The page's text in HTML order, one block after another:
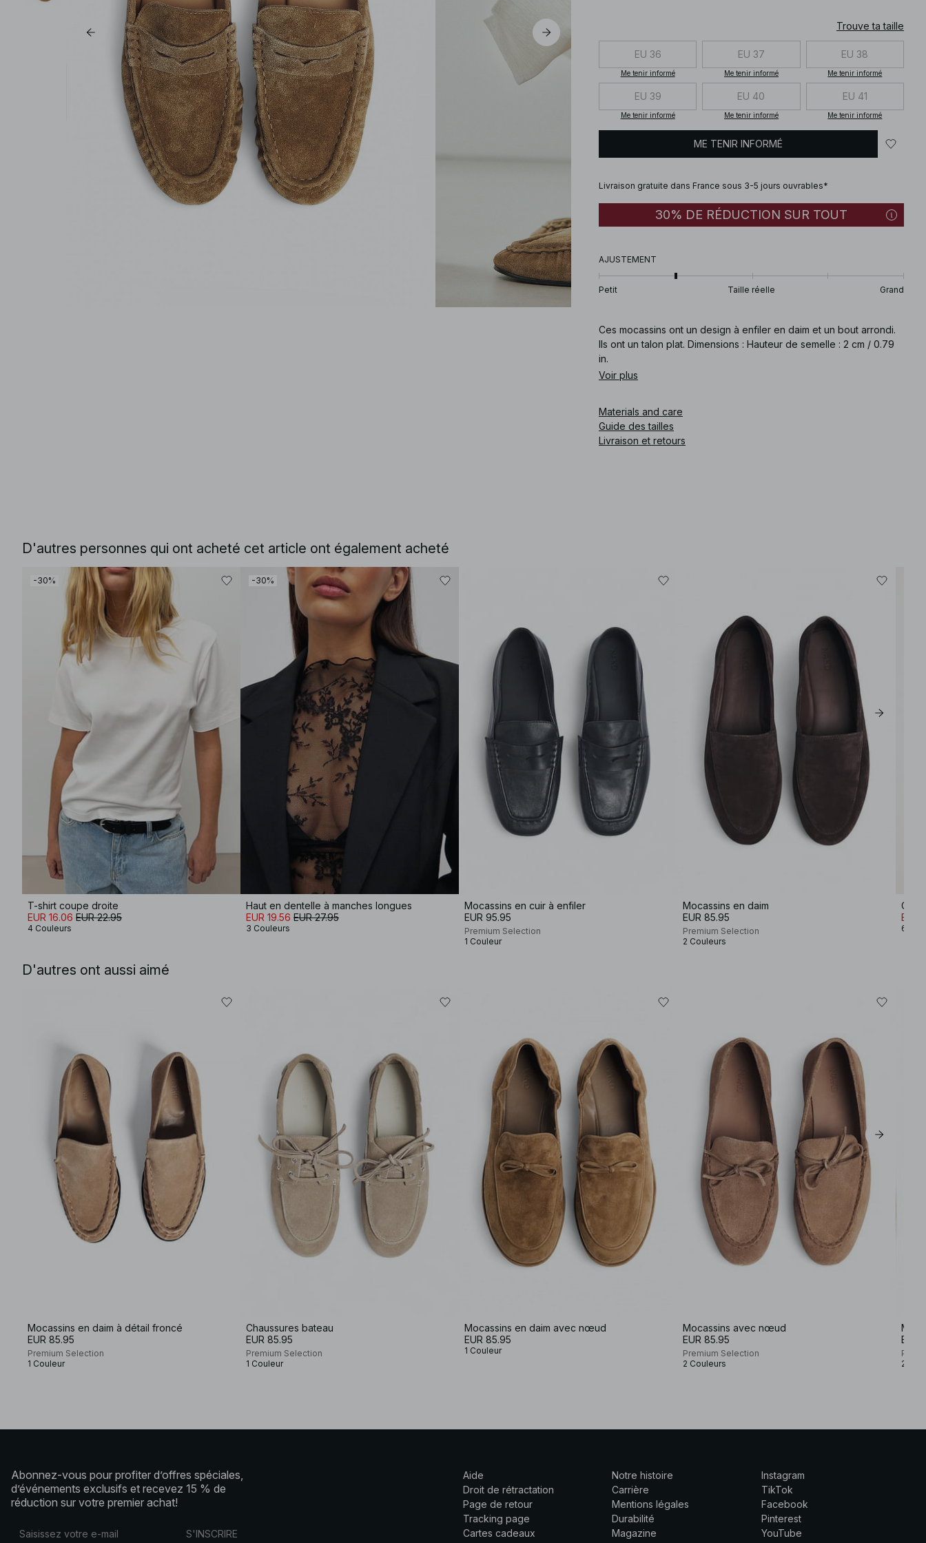
Trouve ta taille
EU 36
Me tenir informé
EU 37
Me tenir informé
EU 38
Me tenir informé
EU 39
Me tenir informé
EU 40
Me tenir informé
EU 41
Me tenir informé
ME TENIR INFORMÉ
Livraison gratuite dans France sous 3-5 jours ouvrables*
30% DE RÉDUCTION SUR TOUT
AJUSTEMENT
Petit Taille réelle Grand
Ces mocassins ont un design à enfiler en daim et un bout arrondi.
Ils ont un talon plat. Dimensions : Hauteur de semelle : 2 cm / 0.79
in.
Voir plus
Materials and care
Guide des tailles
Livraison et retours
D'autres personnes qui ont acheté cet article ont également acheté
-30%
T-shirt coupe droite
EUR 16.06 EUR 22.95
4 Couleurs
-30%
Haut en dentelle à manches longues
EUR 19.56 EUR 27.95
3 Couleurs
Mocassins en cuir à enfiler
EUR 95.95
Premium Selection
1 Couleur
Mocassins en daim
EUR 85.95
Premium Selection
2 Couleurs
EUR
6
D'autres ont aussi aimé
Mocassins en daim à détail froncé
EUR 85.95
Premium Selection
1 Couleur
Chaussures bateau
EUR 85.95
Premium Selection
1 Couleur
Mocassins en daim avec nœud
EUR 85.95
1 Couleur
Mocassins avec nœud
EUR 85.95
Premium Selection
2 Couleurs
EUR
2
Abonnez-vous pour profiter d’offres spéciales,
d’événements exclusifs et recevez 15 % de
réduction sur votre premier achat!
S'INSCRIRE
Aide
Droit de rétractation
Page de retour
Tracking page
Cartes cadeaux
Notre histoire
Carrière
Mentions légales
Durabilité
Magazine
Instagram
TikTok
Facebook
Pinterest
YouTube